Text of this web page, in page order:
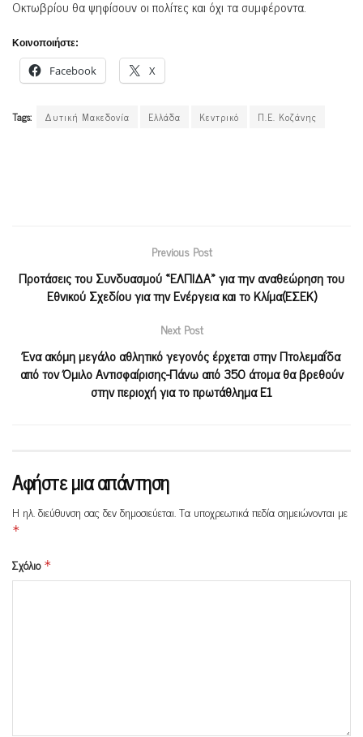
Οκτωβρίου θα ψηφίσουν οι πολίτες και όχι τα συμφέροντα.
Κοινοποιήστε:
Facebook X
Tags: Δυτική Μακεδονία Ελλάδα Κεντρικό Π.Ε. Κοζάνης
Previous Post
Προτάσεις του Συνδυασμού «ΕΛΠΙΔΑ» για την αναθεώρηση του
Εθνικού Σχεδίου για την Ενέργεια και το Κλίμα(ΕΣΕΚ)
Next Post
Ένα ακόμη μεγάλο αθλητικό γεγονός έρχεται στην Πτολεμαΐδα
από τον Όμιλο Αντισφαίρισης-Πάνω από 350 άτομα θα βρεθούν
στην περιοχή για το πρωτάθλημα Ε1
Αφήστε μια απάντηση
Η ηλ. διεύθυνση σας δεν δημοσιεύεται.Τα υποχρεωτικά πεδία σημειώνονται με
*
Σχόλιο *